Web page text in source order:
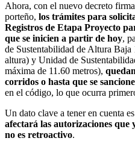
Ahora, con el nuevo decreto
porteño, los trámites para
Registros de Etapa Proyecto
que se inicien a partir de hoy,
de Sustentabilidad de Altura
altura) y Unidad de
máxima de 11.60 metros),
corridos o hasta que se
en el código, lo que ocurra
Un dato clave a tener en cuenta
afectará las autorizaciones que
no es retroactivo.